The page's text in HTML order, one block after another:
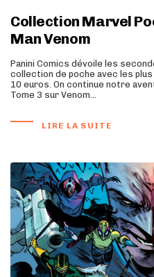
Collection Marvel
Man Venom
Panini Comics dévoile les
collection de poche avec les
10 euros. On continue notre
Tome 3 sur Venom…
LIRE LA SUITE